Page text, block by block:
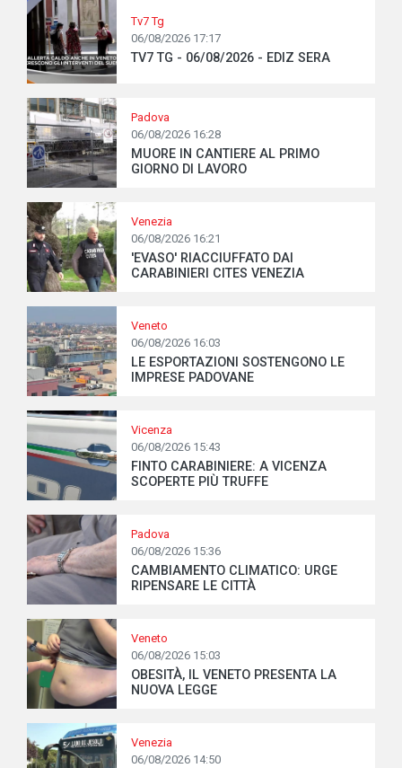
Tv7 Tg
06/08/2026 17:17
TV7 TG - 06/08/2026 - EDIZ SERA
Padova
06/08/2026 16:28
MUORE IN CANTIERE AL PRIMO
GIORNO DI LAVORO
Venezia
06/08/2026 16:21
'EVASO' RIACCIUFFATO DAI
CARABINIERI CITES VENEZIA
Veneto
06/08/2026 16:03
LE ESPORTAZIONI SOSTENGONO LE
IMPRESE PADOVANE
Vicenza
06/08/2026 15:43
FINTO CARABINIERE: A VICENZA
SCOPERTE PIÙ TRUFFE
Padova
06/08/2026 15:36
CAMBIAMENTO CLIMATICO: URGE
RIPENSARE LE CITTÀ
Veneto
06/08/2026 15:03
OBESITÀ, IL VENETO PRESENTA LA
NUOVA LEGGE
Venezia
06/08/2026 14:50